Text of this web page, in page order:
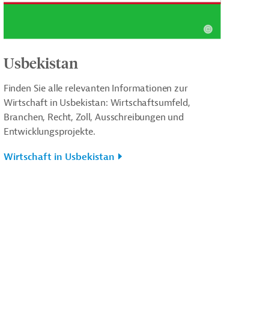
Usbekistan
Finden Sie alle relevanten Informationen zur
Wirtschaft in Usbekistan: Wirtschaftsumfeld,
Branchen, Recht, Zoll, Ausschreibungen und
Entwicklungsprojekte.
Wirtschaft in Usbekistan